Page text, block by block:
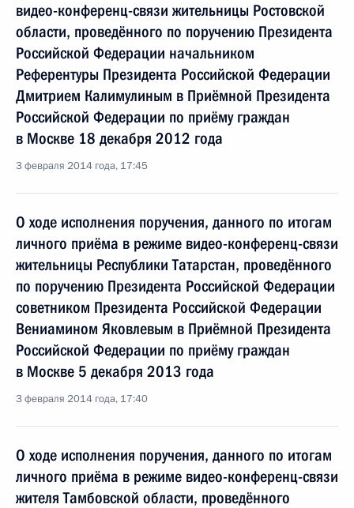
видео-конференц-связи жительницы Ростовской
области, проведённого по поручению Президента
Российской Федерации начальником
Референтуры Президента Российской Федерации
Дмитрием Калимулиным в Приёмной Президента
Российской Федерации по приёму граждан
в Москве 18 декабря 2012 года
3 февраля 2014 года, 17:45
О ходе исполнения поручения, данного по итогам
личного приёма в режиме видео-конференц-связи
жительницы Республики Татарстан, проведённого
по поручению Президента Российской Федерации
советником Президента Российской Федерации
Вениамином Яковлевым в Приёмной Президента
Российской Федерации по приёму граждан
в Москве 5 декабря 2013 года
3 февраля 2014 года, 17:40
О ходе исполнения поручения, данного по итогам
личного приёма в режиме видео-конференц-связи
жителя Тамбовской области, проведённого